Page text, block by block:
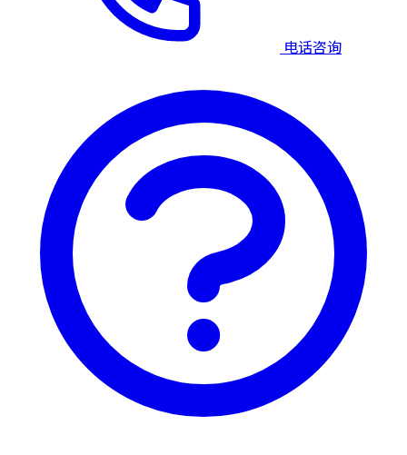
电话咨询